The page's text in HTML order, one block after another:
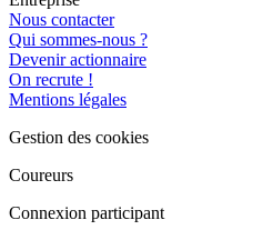
Nous contacter
Qui sommes-nous ?
Devenir actionnaire
On recrute !
Mentions légales
Gestion des cookies
Coureurs
Connexion participant